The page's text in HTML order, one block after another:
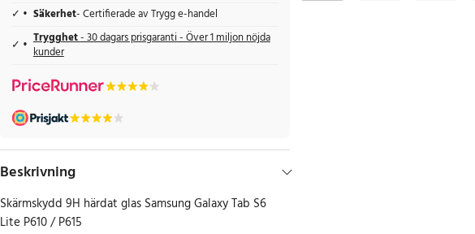
Säkerhet- Certifierade av Trygg e-handel
Trygghet- 30 dagars prisgaranti - Över 1 miljon nöjda
kunder
Beskrivning
Skärmskydd 9H härdat glas Samsung Galaxy Tab S6
Lite P610 / P615